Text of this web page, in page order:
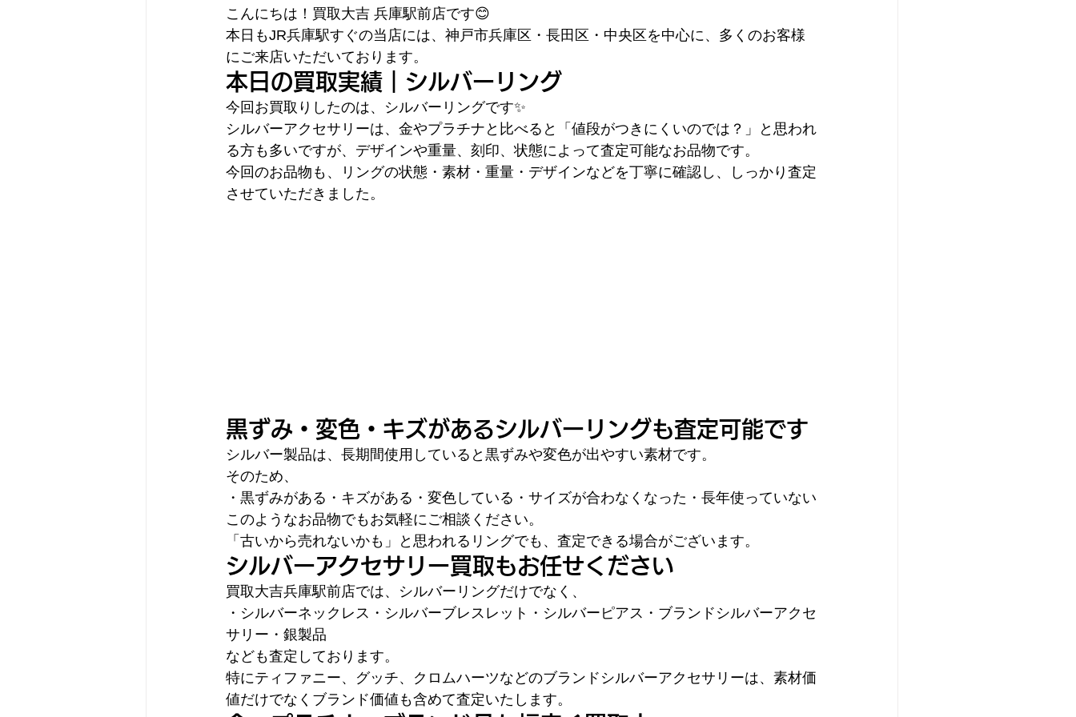
こんにちは！買取大吉 兵庫駅前店です😊
本日もJR兵庫駅すぐの当店には、神戸市兵庫区・長田区・中央区を中心に、多くのお客様
にご来店いただいております。
本日の買取実績｜シルバーリング
今回お買取りしたのは、シルバーリングです✨
シルバーアクセサリーは、金やプラチナと比べると「値段がつきにくいのでは？」と思われ
る方も多いですが、デザインや重量、刻印、状態によって査定可能なお品物です。
今回のお品物も、リングの状態・素材・重量・デザインなどを丁寧に確認し、しっかり査定
させていただきました。
黒ずみ・変色・キズがあるシルバーリングも査定可能です
シルバー製品は、長期間使用していると黒ずみや変色が出やすい素材です。
そのため、
・黒ずみがある・キズがある・変色している・サイズが合わなくなった・長年使っていない
このようなお品物でもお気軽にご相談ください。
「古いから売れないかも」と思われるリングでも、査定できる場合がございます。
シルバーアクセサリー買取もお任せください
買取大吉兵庫駅前店では、シルバーリングだけでなく、
・シルバーネックレス・シルバーブレスレット・シルバーピアス・ブランドシルバーアクセ
サリー・銀製品
なども査定しております。
特にティファニー、グッチ、クロムハーツなどのブランドシルバーアクセサリーは、素材価
値だけでなくブランド価値も含めて査定いたします。